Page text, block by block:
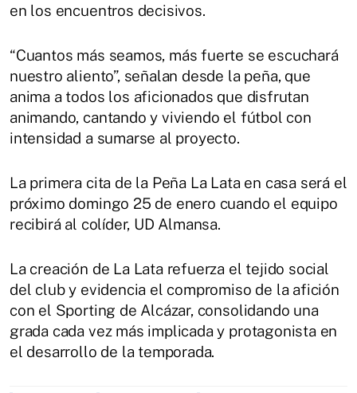
en los encuentros decisivos.
“Cuantos más seamos, más fuerte se escuchará
nuestro aliento”, señalan desde la peña, que
anima a todos los aficionados que disfrutan
animando, cantando y viviendo el fútbol con
intensidad a sumarse al proyecto.
La primera cita de la Peña La Lata en casa será el
próximo domingo 25 de enero cuando el equipo
recibirá al colíder, UD Almansa.
La creación de La Lata refuerza el tejido social
del club y evidencia el compromiso de la afición
con el Sporting de Alcázar, consolidando una
grada cada vez más implicada y protagonista en
el desarrollo de la temporada.